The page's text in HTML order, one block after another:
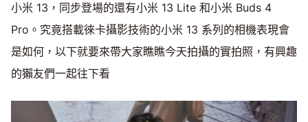
小米 13，同步登場的還有小米 13 Lite 和小米 Buds 4
Pro。究竟搭載徠卡攝影技術的小米 13 系列的相機表現會
是如何，以下就要來帶大家瞧瞧今天拍攝的實拍照，有興趣
的獺友們一起往下看